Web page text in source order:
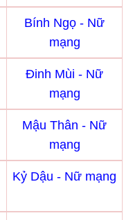
Bính Ngọ - Nữ
mạng
Đinh Mùi - Nữ
mạng
Mậu Thân - Nữ
mạng
Kỷ Dậu - Nữ mạng